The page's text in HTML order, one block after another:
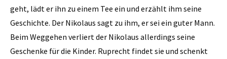
geht, lädt er ihn zu einem Tee ein und erzählt ihm seine
Geschichte. Der Nikolaus sagt zu ihm, er sei ein guter Mann.
Beim Weggehen verliert der ­Nikolaus allerdings seine
Geschenke für die Kinder. Ruprecht findet sie und schenkt